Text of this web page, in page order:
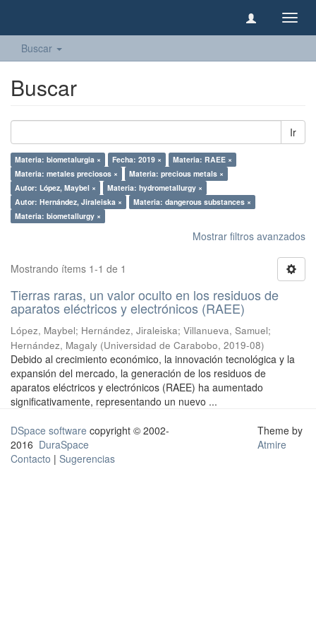
Buscar
Buscar
Ir
Materia: biometalurgia × Fecha: 2019 ×
Materia: RAEE ×
Materia: metales preciosos ×
Materia: precious metals ×
Autor: López, Maybel ×
Materia: hydrometallurgy ×
Autor: Hernández, Jiraleiska ×
Materia: dangerous substances ×
Materia: biometallurgy ×
Mostrar filtros avanzados
Mostrando ítems 1-1 de 1
Tierras raras, un valor oculto en los residuos de
aparatos eléctricos y electrónicos (RAEE)
López, Maybel; Hernández, Jiraleiska; Villanueva, Samuel;
Hernández, Magaly (Universidad de Carabobo, 2019-08)
Debido al crecimiento económico, la innovación tecnológica y la
expansión del mercado, la generación de los residuos de
aparatos eléctricos y electrónicos (RAEE) ha aumentado
significativamente, representando un nuevo ...
DSpace software copyright © 2002-
2016 DuraSpace
Contacto | Sugerencias
Theme by
Atmire